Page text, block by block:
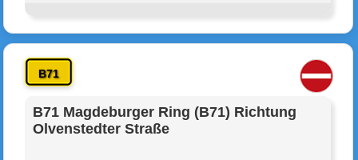
B71
B71 Magdeburger Ring (B71) Richtung
Olvenstedter Straße